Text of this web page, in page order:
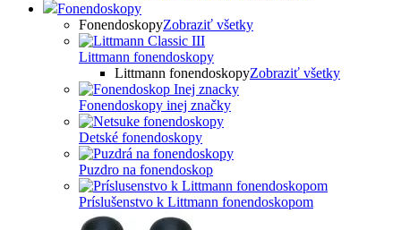
Fonendoskopy
FonendoskopyZobraziť všetky
Littmann fonendoskopy
Littmann fonendoskopyZobraziť všetky
Fonendoskopy inej značky
Detské fonendoskopy
Puzdro na fonendoskop
Príslušenstvo k Littmann fonendoskopom